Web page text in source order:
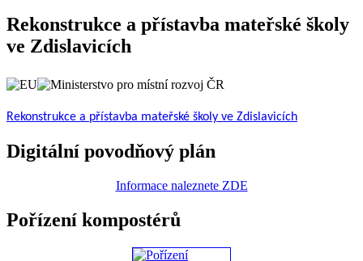
Rekonstrukce a přístavba mateřské školy
ve Zdislavicích
Rekonstrukce a přístavba mateřské školy ve Zdislavicích
Digitální povodňový plán
Informace naleznete ZDE
Pořízení kompostérů